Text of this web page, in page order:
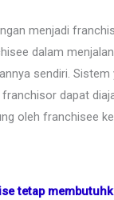
menjadi
dalam
sendiri. Sistem
dapat
oleh franchisee
tetap